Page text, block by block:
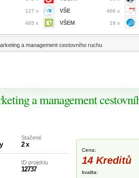
127 x
485 x
VŠE 466 x
VŠEM 18 x
a management cestovního ruchu
a management
Stažené
2 x
ID projektu
12737
Cena:
14 Kreditů
kvalita: